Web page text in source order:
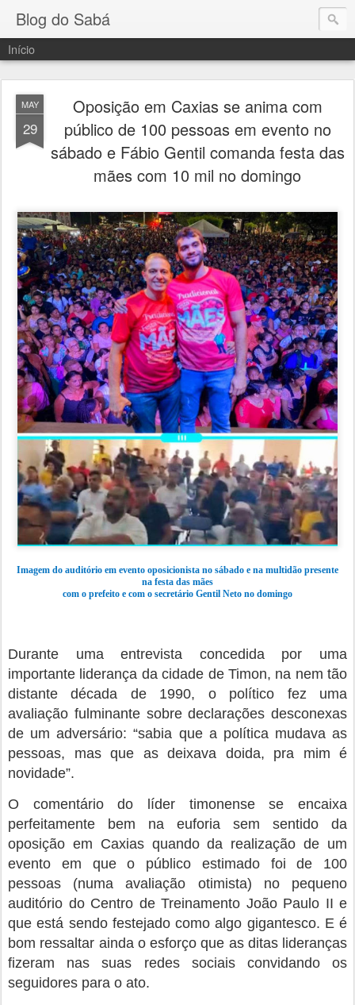
Blog do Sabá
Início
MAY
29
Oposição em Caxias se anima com
público de 100 pessoas em evento no
sábado e Fábio Gentil comanda festa das
mães com 10 mil no domingo
Imagem do auditório em evento oposicionista no sábado e na multidão presente
na festa das mães
com o prefeito e com o secretário Gentil Neto no domingo
Durante uma entrevista concedida por uma
importante liderança da cidade de Timon, na nem tão
distante década de 1990, o político fez uma
avaliação fulminante sobre declarações desconexas
de um adversário: “sabia que a política mudava as
pessoas, mas que as deixava doida, pra mim é
novidade”.
O comentário do líder timonense se encaixa
perfeitamente bem na euforia sem sentido da
oposição em Caxias quando da realização de um
evento em que o público estimado foi de 100
pessoas (numa avaliação otimista) no pequeno
auditório do Centro de Treinamento João Paulo II e
que está sendo festejado como algo gigantesco. E é
bom ressaltar ainda o esforço que as ditas lideranças
fizeram nas suas redes sociais convidando os
seguidores para o ato.